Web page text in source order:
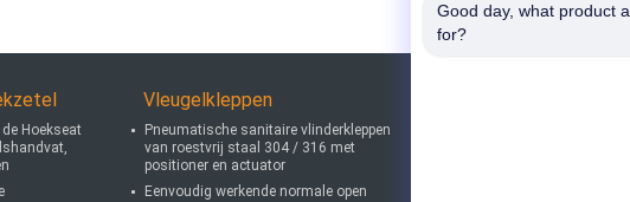
Hoekseat
Vleugelkleppen
Pneumatische sanitaire vlinderkleppen
van roestvrij staal 304 / 316 met
positioner en actuator
Eenvoudig werkende normale open
Good day, what product
for?